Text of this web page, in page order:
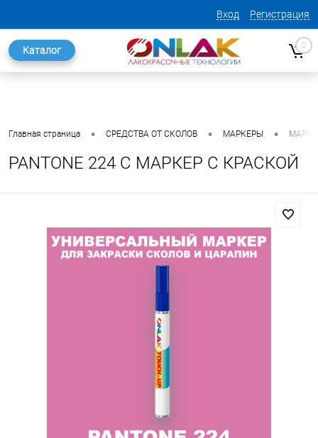
Вход Регистрация
Каталог 0
Главная страница • СРЕДСТВА ОТ СКОЛОВ • МАРКЕРЫ •
PANTONE 224 C МАРКЕР С КРАСКОЙ